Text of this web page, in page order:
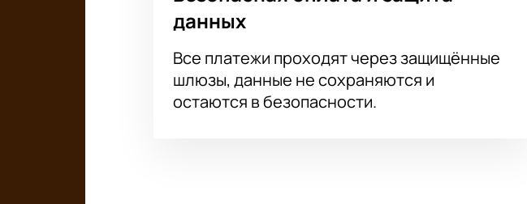
данных
Все платежи проходят через защищённые
шлюзы, данные не сохраняются и
остаются в безопасности.